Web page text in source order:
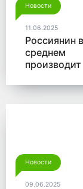
Новости
11.06.2025
Россиянин в
среднем
производит
мусора в
Новости
09.06.2025